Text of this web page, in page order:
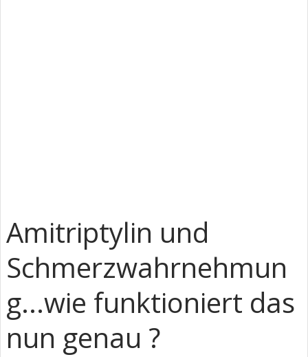
Amitriptylin und
Schmerzwahrnehmun
g...wie funktioniert das
nun genau ?